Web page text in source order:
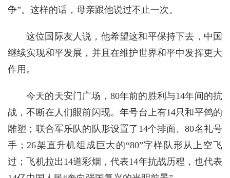
争”。这样的话，母亲跟他说过不止一次。
这位国际友人说，他希望这和平保持下去，中国
继续实现和平发展，并且在维护世界和平中发挥更大
作用。
今天的天安门广场，80年前的胜利与14年间的抗
战，不断在人们眼前闪现。年号台上有14只和平鸽的
雕塑；联合军乐队的队形设置了14个排面、80名礼号
手；26架直升机组成巨大的“80”字样队形从上空飞
过；飞机拉出14道彩烟，代表14年抗战历程，也代表